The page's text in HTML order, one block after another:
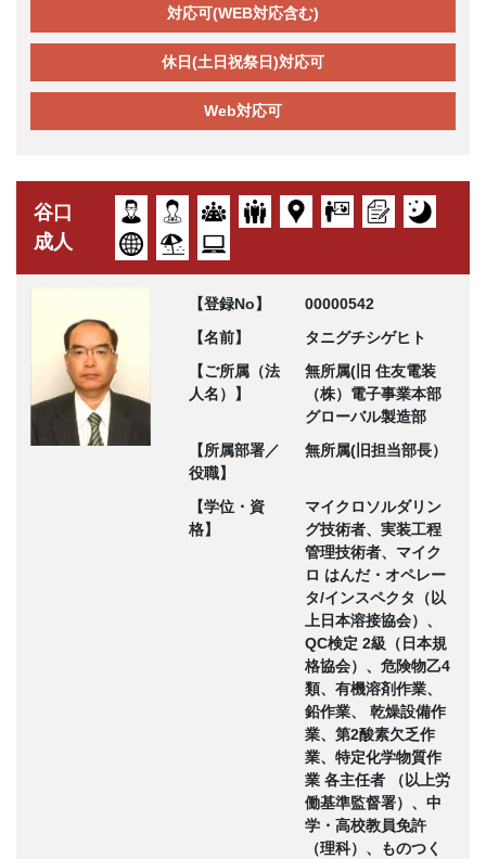
対応可(WEB対応含む)
休日(土日祝祭日)対応可
Web対応可
谷口
成人
【登録No】
00000542
【名前】
タニグチシゲヒト
【ご所属（法
人名）】
無所属(旧 住友電装
（株）電子事業本部
グローバル製造部
【所属部署／
役職】
無所属(旧担当部長）
【学位・資
格】
マイクロソルダリン
グ技術者、実装工程
管理技術者、マイク
ロ はんだ・オペレー
タ/インスペクタ（以
上日本溶接協会）、
QC検定 2級（日本規
格協会）、危険物乙4
類、有機溶剤作業、
鉛作業、 乾燥設備作
業、第2酸素欠乏作
業、特定化学物質作
業 各主任者 （以上労
働基準監督署）、中
学・高校教員免許
（理科）、ものつく